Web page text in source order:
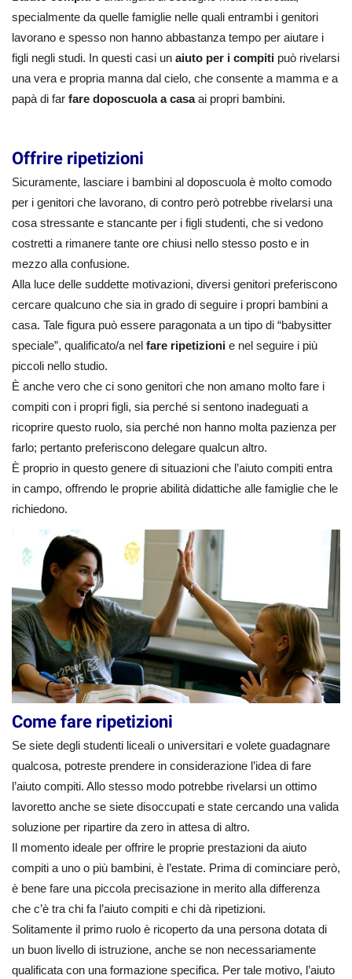
specialmente da quelle famiglie nelle quali entrambi i genitori
lavorano e spesso non hanno abbastanza tempo per aiutare i
figli negli studi. In questi casi un aiuto per i compiti può rivelarsi
una vera e propria manna dal cielo, che consente a mamma e a
papà di far fare doposcuola a casaai propri bambini.
Offrire ripetizioni
Sicuramente, lasciare i bambini al doposcuola è molto comodo
per i genitori che lavorano, di contro però potrebbe rivelarsi una
cosa stressante e stancante per i figli studenti, che si vedono
costretti a rimanere tante ore chiusi nello stesso posto e in
mezzo alla confusione.
Alla luce delle suddette motivazioni, diversi genitori preferiscono
cercare qualcuno che sia in grado di seguire i propri bambini a
casa. Tale figura può essere paragonata a un tipo di “babysitter
speciale”, qualificato/a nel fare ripetizioni e nel seguire i più
piccoli nello studio.
È anche vero che ci sono genitori che non amano molto fare i
compiti con i propri figli, sia perché si sentono inadeguati a
ricoprire questo ruolo, sia perché non hanno molta pazienza per
farlo; pertanto preferiscono delegare qualcun altro.
È proprio in questo genere di situazioni che l’aiuto compiti entra
in campo, offrendo le proprie abilità didattiche alle famiglie che le
richiedono.
Come fare ripetizioni
Se siete degli studenti liceali o universitari e volete guadagnare
qualcosa, potreste prendere in considerazione l’idea di fare
l’aiuto compiti. Allo stesso modo potrebbe rivelarsi un ottimo
lavoretto anche se siete disoccupati e state cercando una valida
soluzione per ripartire da zero in attesa di altro.
Il momento ideale per offrire le proprie prestazioni da aiuto
compiti a uno o più bambini, è l’estate. Prima di cominciare però,
è bene fare una piccola precisazione in merito alla differenza
che c’è tra chi fa l’aiuto compiti e chi dà ripetizioni.
Solitamente il primo ruolo è ricoperto da una persona dotata di
un buon livello di istruzione, anche se non necessariamente
qualificata con una formazione specifica. Per tale motivo, l’aiuto